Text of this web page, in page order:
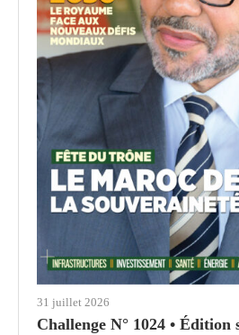
31 juillet 2026
Challenge N° 1024 • Édition